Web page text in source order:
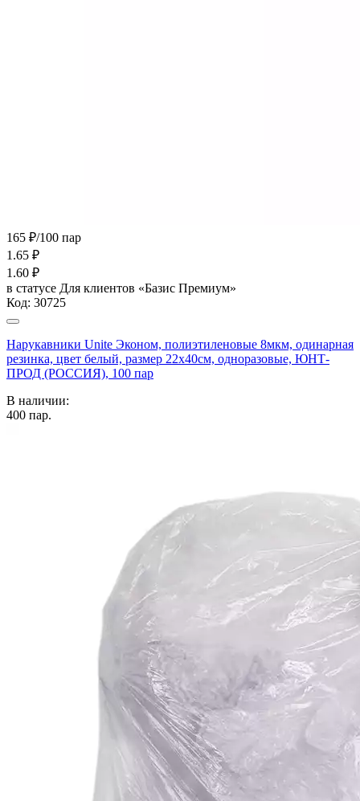
165 ₽/100 пар
1.65 ₽
1.60 ₽
в статусе Для клиентов «Базис Премиум»
Код: 30725
Нарукавники Unite Эконом, полиэтиленовые 8мкм, одинарная
резинка, цвет белый, размер 22х40см, одноразовые, ЮНТ-
ПРОД (РОССИЯ), 100 пар
В наличии:
400 пар.